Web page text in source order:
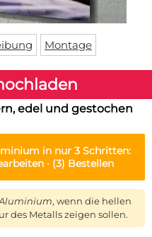
Montage
edel und gestochen
in nur 3 Schritten:
· (3) Bestellen
, wenn die hellen
des Metalls zeigen sollen.